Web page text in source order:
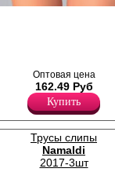
Хлопок 90%
Эластан 10%
Оптовая цена
162.49 Руб
Купить
Трусы слипы
Namaldi
2017-3шт